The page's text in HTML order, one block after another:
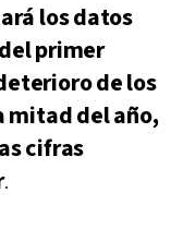
los datos
primer
de los
mitad del año,
cifras
.